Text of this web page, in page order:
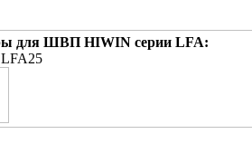
для ШВП HIWIN серии LFA: